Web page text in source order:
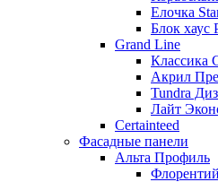
Елочка
Блок хаус
Grand Line
Классика
Акрил
Tundra
Лайт
Certainteed
Фасадные панели
Альта Профиль